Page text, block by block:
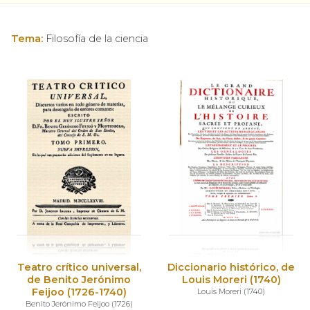
Tema: Filosofía de la ciencia
Teatro crítico universal,
de Benito Jerónimo
Feijoo (1726-1740)
Benito Jerónimo Feijoo(1726)
Diccionario histórico, de
Louis Moreri (1740)
Louis Moreri (1740)